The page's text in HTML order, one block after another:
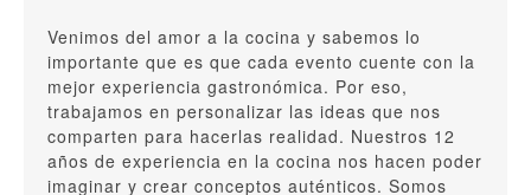
Venimos del amor a la cocina y sabemos lo
importante que es que cada evento cuente con la
mejor experiencia gastronómica. Por eso,
trabajamos en personalizar las ideas que nos
comparten para hacerlas realidad. Nuestros 12
años de experiencia en la cocina nos hacen poder
imaginar y crear conceptos auténticos. Somos